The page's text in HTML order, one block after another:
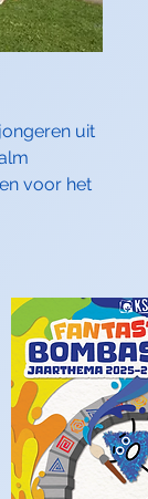
uit
voor het